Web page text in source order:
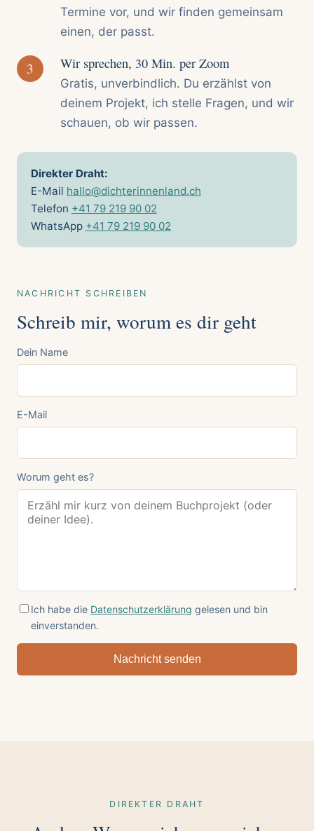
Termine vor, und wir finden gemeinsam
einen, der passt.
3 Wir sprechen, 30 Min. per Zoom
Gratis, unverbindlich. Du erzählst von
deinem Projekt, ich stelle Fragen, und wir
schauen, ob wir passen.
Direkter Draht:
E-Mail hallo@dichterinnenland.ch
Telefon +41 79 219 90 02
WhatsApp +41 79 219 90 02
NACHRICHT SCHREIBEN
Schreib mir, worum es dir geht
Dein Name
E-Mail
Worum geht es?
Ich habe die Datenschutzerklärung gelesen und bin
einverstanden.
Nachricht senden
DIREKTER DRAHT